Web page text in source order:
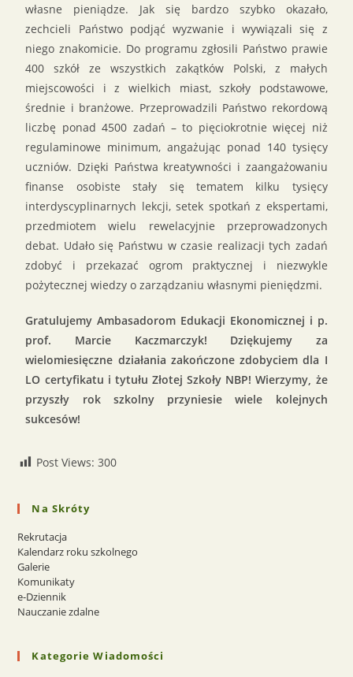
własne pieniądze. Jak się bardzo szybko okazało,
zechcieli Państwo podjąć wyzwanie i wywiązali się z
niego znakomicie. Do programu zgłosili Państwo prawie
400 szkół ze wszystkich zakątków Polski, z małych
miejscowości i z wielkich miast, szkoły podstawowe,
średnie i branżowe. Przeprowadzili Państwo rekordową
liczbę ponad 4500 zadań – to pięciokrotnie więcej niż
regulaminowe minimum, angażując ponad 140 tysięcy
uczniów. Dzięki Państwa kreatywności i zaangażowaniu
finanse osobiste stały się tematem kilku tysięcy
interdyscyplinarnych lekcji, setek spotkań z ekspertami,
przedmiotem wielu rewelacyjnie przeprowadzonych
debat. Udało się Państwu w czasie realizacji tych zadań
zdobyć i przekazać ogrom praktycznej i niezwykle
pożytecznej wiedzy o zarządzaniu własnymi pieniędzmi.
Gratulujemy Ambasadorom Edukacji Ekonomicznej i p.
prof. Marcie Kaczmarczyk! Dziękujemy za
wielomiesięczne działania zakończone zdobyciem dla I
LO certyfikatu i tytułu Złotej Szkoły NBP! Wierzymy, że
przyszły rok szkolny przyniesie wiele kolejnych
sukcesów!
Post Views: 300
Na Skróty
Rekrutacja
Kalendarz roku szkolnego
Galerie
Komunikaty
e-Dziennik
Nauczanie zdalne
Kategorie Wiadomości